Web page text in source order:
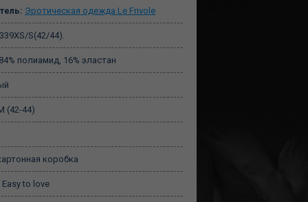
Эротическая одежда Le Frivole
S(42/44).
полиамид, 16% эластан
(42-44)
коробка
Easy to love